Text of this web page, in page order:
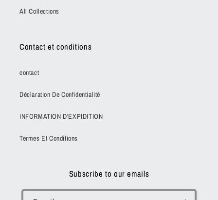
All Collections
Contact et conditions
contact
Déclaration De Confidentialité
INFORMATION D'EXPIDITION
Termes Et Conditions
Subscribe to our emails